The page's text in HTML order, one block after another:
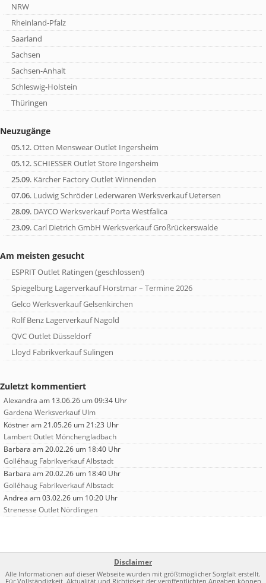
NRW
Rheinland-Pfalz
Saarland
Sachsen
Sachsen-Anhalt
Schleswig-Holstein
Thüringen
Neuzugänge
05.12.Otten Menswear Outlet Ingersheim
05.12.SCHIESSER Outlet Store Ingersheim
25.09. Kärcher Factory Outlet Winnenden
07.06. Ludwig Schröder Lederwaren Werksverkauf Uetersen
28.09. DAYCO Werksverkauf Porta Westfalica
23.09.Carl Dietrich GmbH Werksverkauf Großrückerswalde
Am meisten gesucht
ESPRIT Outlet Ratingen (geschlossen!)
Spiegelburg Lagerverkauf Horstmar – Termine 2026
Gelco Werksverkauf Gelsenkirchen
Rolf Benz Lagerverkauf Nagold
QVC Outlet Düsseldorf
Lloyd Fabrikverkauf Sulingen
Zuletzt kommentiert
Alexandra am 13.06.26 um 09:34 Uhr
Gardena Werksverkauf Ulm
Köstneram 21.05.26 um 21:23 Uhr
Lambert Outlet Mönchengladbach
Barbara am 20.02.26 um 18:40 Uhr
Golléhaug Fabrikverkauf Albstadt
Barbara am 20.02.26 um 18:40 Uhr
Golléhaug Fabrikverkauf Albstadt
Andrea am 03.02.26 um 10:20 Uhr
Strenesse Outlet Nördlingen
Disclaimer
Alle Informationen auf dieser Webseite wurden mit größtmöglicher Sorgfalt erstellt.
Für Vollständigkeit, Aktualität und Richtigkeit der veröffentlichten Angaben können